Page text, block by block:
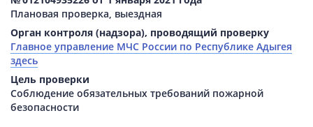
Плановая проверка, выездная
Орган контроля (надзора), проводящий проверку
Главное управление МЧС России по Республике Адыгея
здесь
Цель проверки
Соблюдение обязательных требований пожарной
безопасности